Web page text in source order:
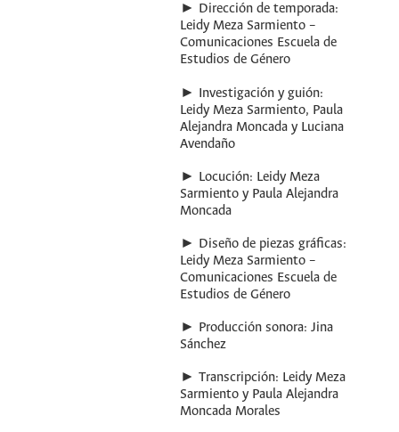
► Dirección de temporada:
Leidy Meza Sarmiento –
Comunicaciones Escuela de
Estudios de Género
► Investigación y guión:
Leidy Meza Sarmiento, Paula
Alejandra Moncada y Luciana
Avendaño
► Locución: Leidy Meza
Sarmiento y Paula Alejandra
Moncada
► Diseño de piezas gráficas:
Leidy Meza Sarmiento –
Comunicaciones Escuela de
Estudios de Género
► Producción sonora: Jina
Sánchez
► Transcripción: Leidy Meza
Sarmiento y Paula Alejandra
Moncada Morales